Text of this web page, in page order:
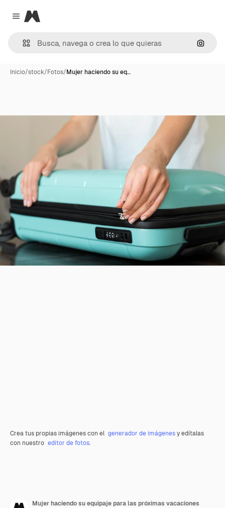
Close menu
Magnific
Inicio/stock/Fotos/Mujer haciendo su eq…
Crea tus propias imágenes con el generador de imágenesy edítalas
con nuestro editor de fotos.
Mujer haciendo su equipaje para las próximas vacaciones